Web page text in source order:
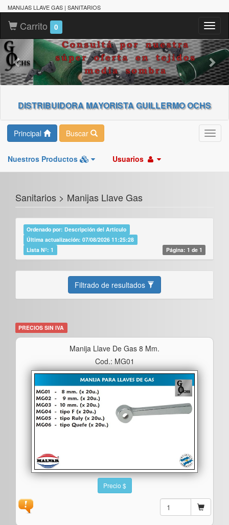
MANIJAS LLAVE GAS | SANITARIOS
Carrito 0
DISTRIBUIDORA MAYORISTA GUILLERMO OCHS
Principal Buscar
Nuestros Productos Usuarios
Sanitarios > Manijas Llave Gas
Ordenado por: Descripción del Artículo
Última actualización: 07/08/2026 11:25:28
Lista Nº: 1
Página: 1 de 1
Filtrado de resultados
PRECIOS SIN IVA
Manija Llave De Gas 8 Mm.
Cod.: MG01
Precio $